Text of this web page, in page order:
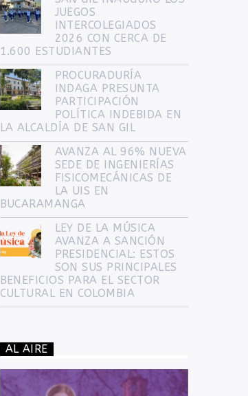
SAN GIL INAUGURÓ LOS
JUEGOS
INTERCOLEGIADOS
2026 CON CERCA DE
PROCURADURÍA
INDAGA PRESUNTA
PARTICIPACIÓN
POLÍTICA INDEBIDA EN
AVANZA AL 96% NUEVA
SEDE DE INGENIERÍAS
FISICOMECÁNICAS DE
LA UIS EN
LEY DE LA MÚSICA
AVANZA A SANCIÓN
PRESIDENCIAL: ESTOS
SON SUS PRINCIPALES
BENEFICIOS PARA EL SECTOR
AL AIRE